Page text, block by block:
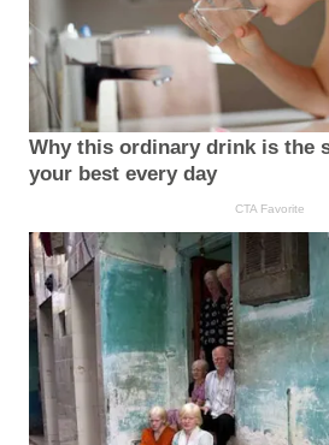
Why this ordinary drink is the
your best every day
CTA Favorite